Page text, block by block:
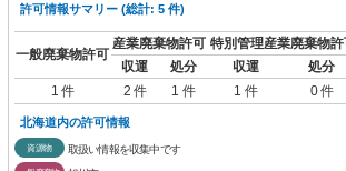
許可情報サマリー (総計: 5 件)
一般廃棄物許可
産業廃棄物許可 特別管理産業廃棄物
収運
処分 収運 処分
1 件
2 件 1 件 1 件 0 件
北海道内の許可情報
資源物 取扱い情報を収集中です